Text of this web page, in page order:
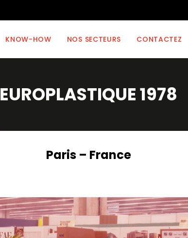
KNOW-HOW NOS SECTEURS CONTACTEZ
EUROPLASTIQUE 1978
Paris – France